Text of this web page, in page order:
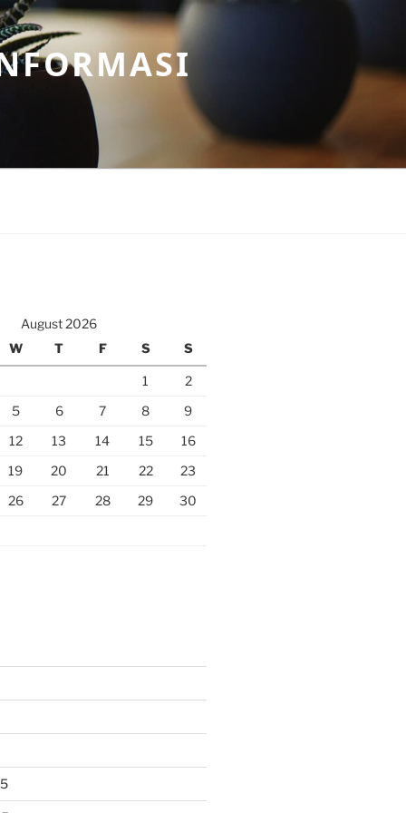
August 2026
W T F S S
1
2
5 6 7 8
9
12 13 14 15
16
19 20 21 22
23
26 27 28 29
30